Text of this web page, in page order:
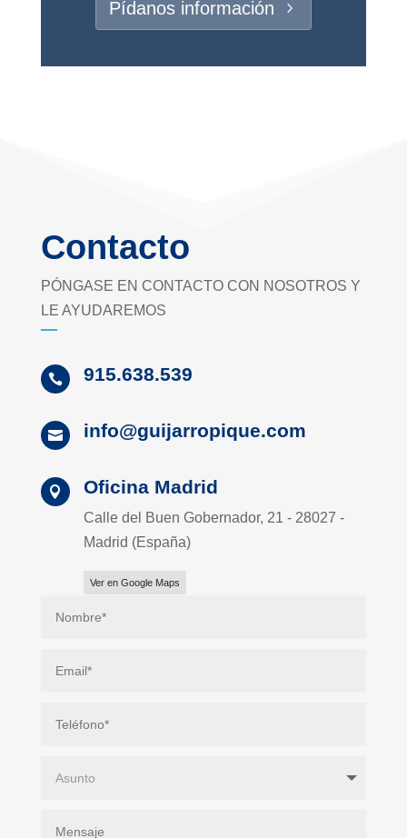
Pídanos información
Contacto
PÓNGASE EN CONTACTO CON NOSOTROS Y
LE AYUDAREMOS
 915.638.539
 info@guijarropique.com
 Oficina Madrid
Calle del Buen Gobernador, 21 - 28027 -
Madrid (España)
Ver en Google Maps